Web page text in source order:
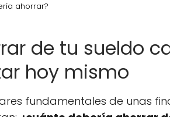
ahorrar?
de tu sueldo
hoy mismo
fundamentales de unas